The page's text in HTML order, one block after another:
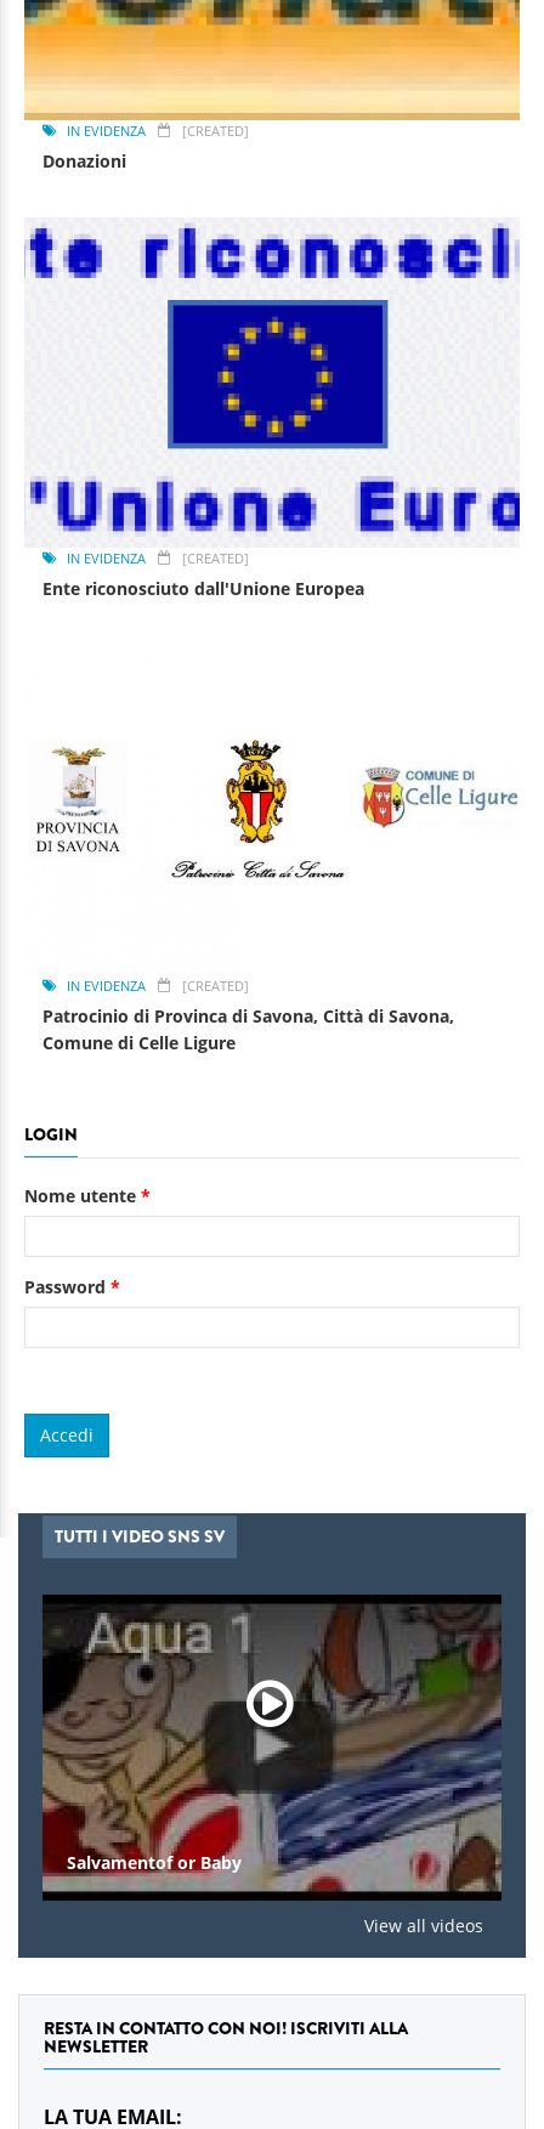
IN EVIDENZA [CREATED]
Donazioni
IN EVIDENZA [CREATED]
Ente riconosciuto dall'Unione Europea
IN EVIDENZA [CREATED]
Patrocinio di Provinca di Savona, Città di Savona,
Comune di Celle Ligure
LOGIN
Nome utente *
Password *
TUTTI I VIDEO SNS SV
Salvamentof or Baby
View all videos
RESTA IN CONTATTO CON NOI! ISCRIVITI ALLA
NEWSLETTER
LA TUA EMAIL: